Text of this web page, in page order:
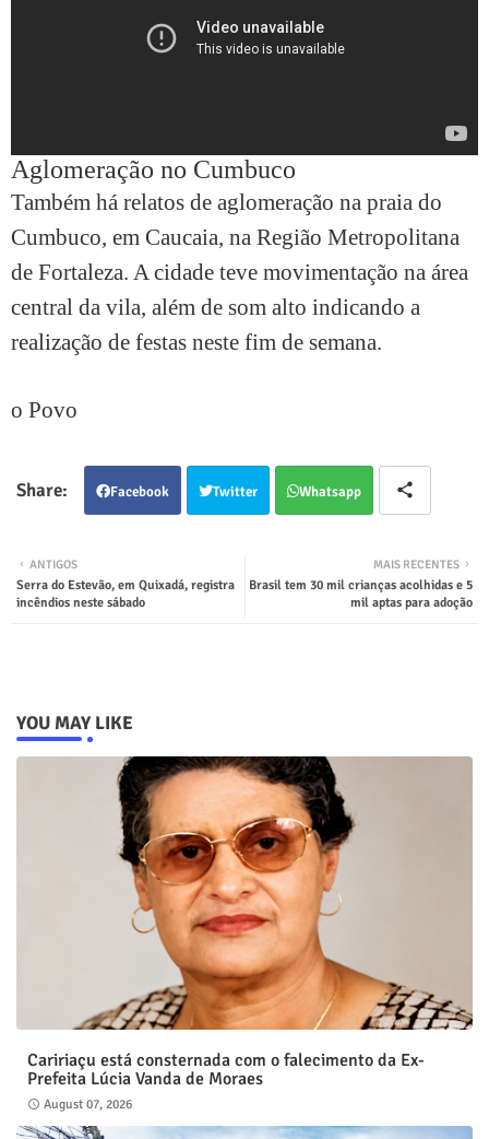
Aglomeração no Cumbuco
Também há relatos de aglomeração na praia do
Cumbuco, em Caucaia, na Região Metropolitana
de Fortaleza. A cidade teve movimentação na área
central da vila, além de som alto indicando a
realização de festas neste fim de semana.
o Povo
Facebook Twitter Whatsapp
MAIS RECENTES
Brasil tem 30 mil crianças acolhidas e 5
mil aptas para adoção
ANTIGOS
Serra do Estevão, em Quixadá, registra
incêndios neste sábado
YOU MAY LIKE
Caririaçu está consternada com o falecimento da Ex-
Prefeita Lúcia Vanda de Moraes
August 07, 2026